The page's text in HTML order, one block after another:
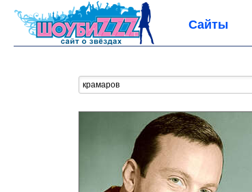
Сайты